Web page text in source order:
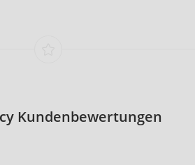
Kundenbewertungen